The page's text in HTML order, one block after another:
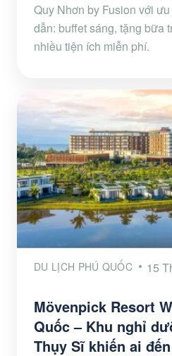
Quy Nhơn by Fusion với
dẫn: buffet sáng, tặng bữa
nhiều tiện ích miễn phí.
DU LỊCH PHÚ QUỐC 15
Mövenpick Resort
Quốc – Khu nghỉ
Thụy Sĩ khiến ai